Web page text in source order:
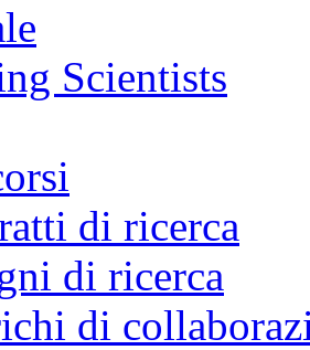
Scientists
di ricerca
di ricerca
di